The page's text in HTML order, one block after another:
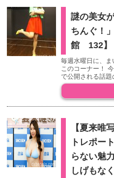
謎の美女
ちんぐ！
館 132】
毎週水曜日に、
このコーナー！
で公開される話
【夏来唯
トレポー
らない魅
しげもな